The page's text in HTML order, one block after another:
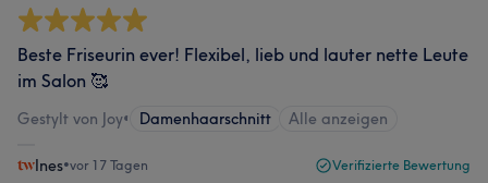
Beste Friseurin ever! Flexibel, lieb und lauter nette Leute
im Salon 🥰
Gestylt von Joy• Damenhaarschnitt Alle anzeigen
Ines•vor 17 Tagen Verifizierte Bewertung